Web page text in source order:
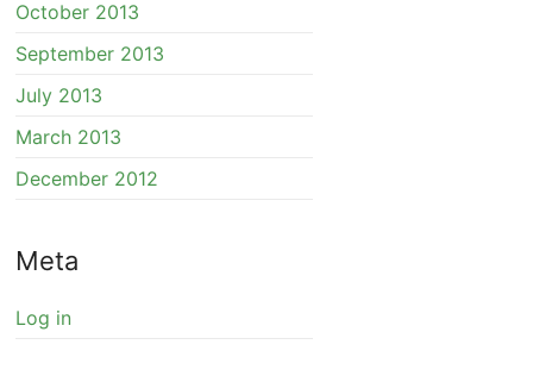
October 2013
September 2013
July 2013
March 2013
December 2012
Meta
Log in